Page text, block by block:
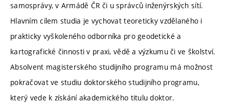
samosprávy, v Armádě ČR či u správců inženýrských sítí.
Hlavním cílem studia je vychovat teoreticky vzdělaného i
prakticky vyškoleného odborníka pro geodetické a
kartografické činnosti v praxi, vědě a výzkumu či ve školství.
Absolvent magisterského studijního programu má možnost
pokračovat ve studiu doktorského studijního programu,
který vede k získání akademického titulu doktor.